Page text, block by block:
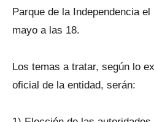
Parque de la Independencia
mayo a las 18.
Los temas a tratar, según lo
oficial de la entidad, serán: